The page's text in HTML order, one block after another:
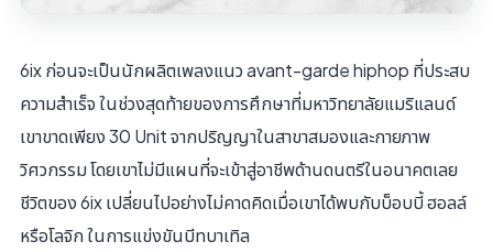
6ix ก่อนจะเป็นนักผลิตเพลงแนว avant-garde hiphop ที่ประสบ
ความสำเร็จ ในช่วงสุดท้ายของการศึกษาที่มหาวิทยาลัยแมริแลนด์
เขาขาดเพียง 30 Unit จากปริญญาในสาขาสมองและกายภาพ
วิศวกรรม โดยเขาไม่มีแผนที่จะเข้าสู่อาชีพด้านดนตรีในอนาคตเลย
ชีวิตของ 6ix เปลี่ยนไปอย่างไม่คาดคิดเมื่อเขาได้พบกับบ็อบบี้ ฮอลล์
หรือโลจิก ในการแข่งขันบีทบาเทิล